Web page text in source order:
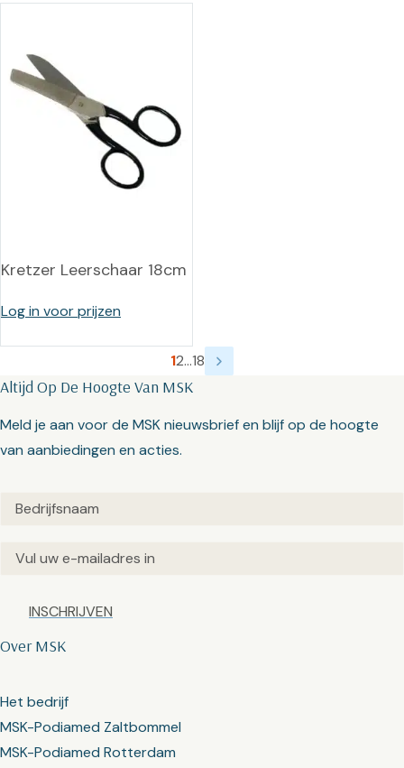
Kretzer Leerschaar 18cm
Log in voor prijzen
12…18
Over MSK
Het bedrijf
MSK-Podiamed Zaltbommel
MSK-Podiamed Rotterdam
Altijd Op De Hoogte Van MSK
Meld je aan voor de MSK nieuwsbrief en blijf op de hoogte
van aanbiedingen en acties.
Untitled(Vereist)
Email(Vereist)
Captcha